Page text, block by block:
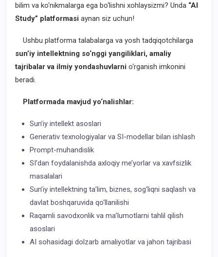
bilim va ko‘nikmalarga ega bo‘lishni xohlaysizmi? Unda “AI
Study” platformasi aynan siz uchun!
Ushbu platforma talabalarga va yosh tadqiqotchilarga
sun’iy intellektning so‘nggi yangiliklari, amaliy
tajribalar va ilmiy yondashuvlarni o‘rganish imkonini
beradi.
Platformada mavjud yo‘nalishlar:
Sun’iy intellekt asoslari
Generativ texnologiyalar va SI-modellar bilan ishlash
Prompt-muhandislik
SI’dan foydalanishda axloqiy me’yorlar va xavfsizlik
masalalari
Sun’iy intellektning ta’lim, biznes, sog‘liqni saqlash va
davlat boshqaruvida qo‘llanilishi
Raqamli savodxonlik va ma’lumotlarni tahlil qilish
asoslari
AI sohasidagi dolzarb amaliyotlar va jahon tajribasi